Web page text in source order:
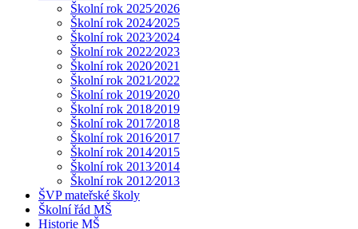
Školní rok 2025⁄2026
Školní rok 2024⁄2025
Školní rok 2023⁄2024
Školní rok 2022⁄2023
Školní rok 2020⁄2021
Školní rok 2021⁄2022
Školní rok 2019⁄2020
Školní rok 2018⁄2019
Školní rok 2017⁄2018
Školní rok 2016⁄2017
Školní rok 2014⁄2015
Školní rok 2013⁄2014
Školní rok 2012⁄2013
ŠVP mateřské školy
Školní řád MŠ
Historie MŠ